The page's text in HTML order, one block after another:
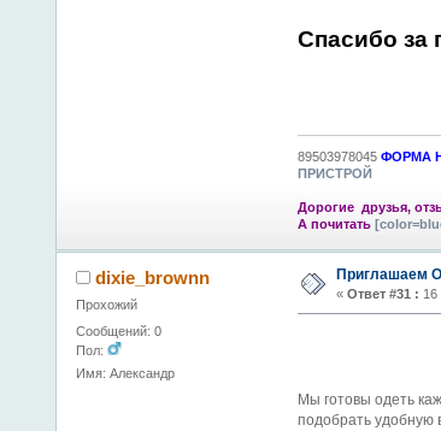
Спасибо за
89503978045 ФОРМА
ПРИСТРОЙ
Дорогие друзья,
А почитать
dixie_brownn
Прохожий
Сообщений: 0
Пол:
Имя: Александр
Приглашаем
« Ответ #31 : 16
Мы готовы одеть
подобрать удобную